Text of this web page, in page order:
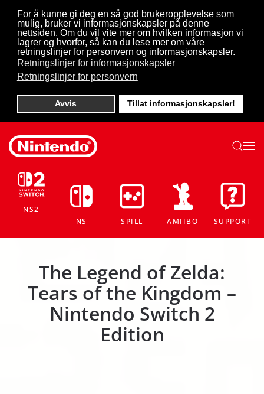
For å kunne gi deg en så god brukeropplevelse som
mulig, bruker vi informasjonskapsler på denne
nettsiden. Om du vil vite mer om hvilken informasjon vi
lagrer og hvorfor, så kan du lese mer om våre
retningslinjer for personvern og informasjonskapsler.
Retningslinjer for informasjonskapsler
Retningslinjer for personvern
Avvis Tillat informasjonskapsler!
Skip to main content
NS2
NS
SPILL AMIIBO SUPPORT
The Legend of Zelda:
Tears of the Kingdom –
Nintendo Switch 2
Edition